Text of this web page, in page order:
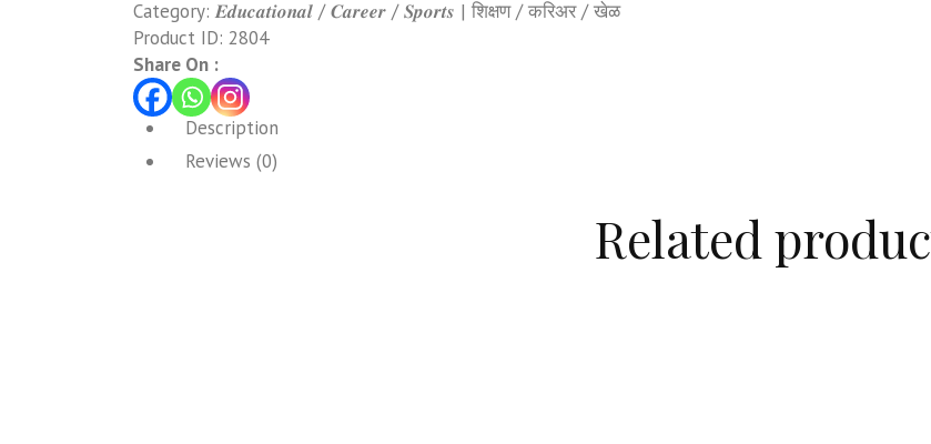
Category:𝑬𝒅𝒖𝒄𝒂𝒕𝒊𝒐𝒏𝒂𝒍 / 𝑪𝒂𝒓𝒆𝒆𝒓 / 𝑺𝒑𝒐𝒓𝒕𝒔 | शिक्षण / करिअर / खेळ
Product ID: 2804
Share On :
Description
Reviews (0)
Related